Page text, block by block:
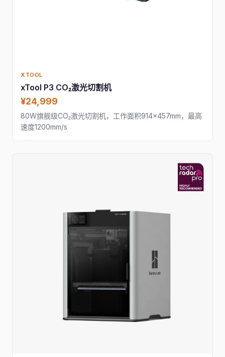
XTOOL
xTool P3 CO₂激光切割机
¥24,999
80W旗舰级CO₂激光切割机，工作面积914×457mm，最高
速度1200mm/s